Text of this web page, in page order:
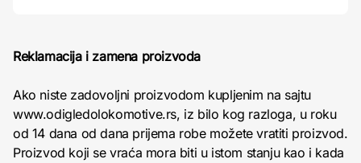
Reklamacija i zamena proizvoda
Ako niste zadovoljni proizvodom kupljenim na sajtu
www.odigledolokomotive.rs, iz bilo kog razloga, u roku
od 14 dana od dana prijema robe možete vratiti proizvod.
Proizvod koji se vraća mora biti u istom stanju kao i kada